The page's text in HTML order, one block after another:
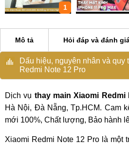
1
Mô tả Hỏi đáp và đánh
Dấu hiệu, nguyên nhân và quy
Redmi Note 12 Pro
Dịch vụ thay main Xiaomi Redmi
Hà Nội, Đà Nẵng, Tp.HCM. Cam
mới 100%, Chất lượng, Bảo hành
Xiaomi Redmi Note 12 Pro là một